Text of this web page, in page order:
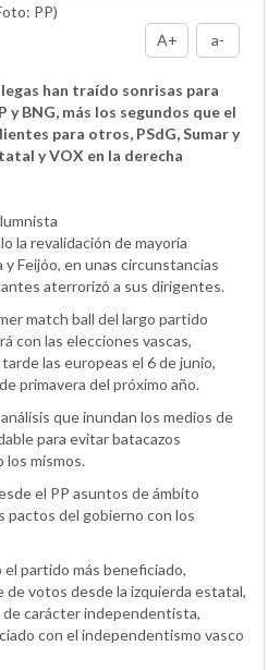
PP)
A+
a-
han traído sonrisas para
y BNG, más los segundos que el
para otros, PSdG, Sumar y
y VOX en la derecha
la revalidación de mayoría
Feijóo, en unas circunstancias
aterrorizó a sus dirigentes.
match ball del largo partido
con las elecciones vascas,
las europeas el 6 de junio,
primavera del próximo año.
que inundan los medios de
para evitar batacazos
los mismos.
el PP asuntos de ámbito
pactos del gobierno con los
partido más beneficiado,
votos desde la izquierda estatal,
carácter independentista,
con el independentismo vasco